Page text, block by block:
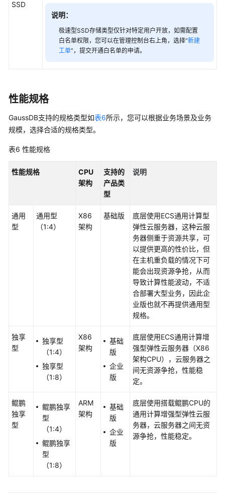
助
容
参
考
具
参
通
用
云
议
（SLA）
SSD
说明：
极速型SSD存储类型仅针对特定用户开放，如需配置
白名单权限，您可以在管理控制台右上角，选择“新建
工单”，提交开通白名单的申请。
性能规格
GaussDB支持的规格类型如表6所示，您可以根据业务场景及业务
规模，选择合适的规格类型。
表6 性能规格
性能规格
CPU
架构
支持的
产品类
型
说明
通用
型
通用型
（1:4）
X86
架构
基础版
底层使用ECS通用计算型
弹性云服务器，这种云服
务器侧重于资源共享，可
以提供更高的性价比，但
在主机重负载的情况下可
能会出现资源争抢，从而
导致计算性能波动，不适
合部署大型业务，因此企
业版也就不再提供通用型
规格。
独享
型
独享型
（1:4）
独享型
（1:8）
X86
架构
基础
版
企业
版
底层使用ECS通用计算增
强型弹性云服务器（X86
架构CPU），云服务器之
间无资源争抢，性能稳
定。
鲲鹏
独享
型
鲲鹏独享
型
（1:4）
鲲鹏独享
型
（1:8）
ARM
架构
基础
版
企业
版
底层使用搭载鲲鹏CPU的
通用计算增强型弹性云服
务器，云服务器之间无资
源争抢，性能稳定。